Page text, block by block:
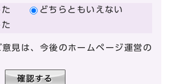
どちらともいえない
見は、今後のホームページ運営の